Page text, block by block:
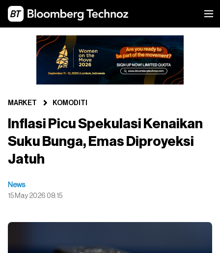
MARKET KOMODITI
Inflasi Picu Spekulasi Kenaikan
Suku Bunga, Emas Diproyeksi
Jatuh
News
15 May 2026 08:15